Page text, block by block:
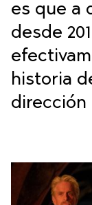
es que a
desde
historia
dirección